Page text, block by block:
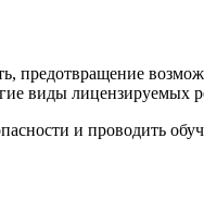
предотвращение
виды лицензируемых
и проводить